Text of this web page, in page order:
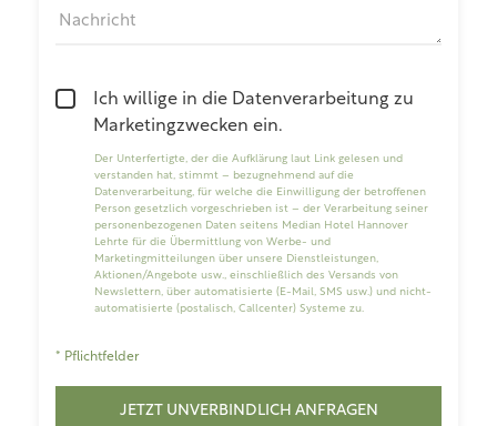
Nachricht
Ich willige in die Datenverarbeitung zu
Marketingzwecken ein.
Der Unterfertigte, der die Aufklärung laut Link gelesen und
verstanden hat, stimmt – bezugnehmend auf die
Datenverarbeitung, für welche die Einwilligung der betroffenen
Person gesetzlich vorgeschrieben ist – der Verarbeitung seiner
personenbezogenen Daten seitens Median Hotel Hannover
Lehrte für die Übermittlung von Werbe- und
Marketingmitteilungen über unsere Dienstleistungen,
Aktionen/Angebote usw., einschließlich des Versands von
Newslettern, über automatisierte (E-Mail, SMS usw.) und nicht-
automatisierte (postalisch, Callcenter) Systeme zu.
* Pflichtfelder
JETZT UNVERBINDLICH ANFRAGEN